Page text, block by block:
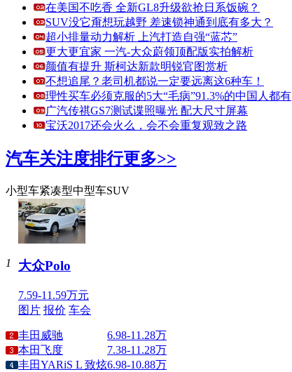
在美国不吃香 全新GL8升级欲抢日系饭碗？
SUV没它甭想玩越野 差速锁神通到底有多大？
超小排量动力解析 上汽打造自强“蓝芯”
更大更宜家 一汽-大众蔚领顶配版实拍解析
颜值有提升 斯柯达新款明锐官图赏析
不想追尾？老司机都说一定要远离这6种车！
理性买车必须克服的5大“毛病”91.3%的中国人都有
广汽传祺GS7测试谍照曝光 配大尺寸屏幕
宝沃2017还会火么，会不会重复观致之路
汽车关注度排行更多>>
小型车紧凑型中型车SUV
1 大众Polo
7.59-11.59万元
图片 报价 车会
丰田威驰
6.98-11.28万
本田飞度
7.38-11.28万
丰田YARiS L 致炫6.98-10.88万